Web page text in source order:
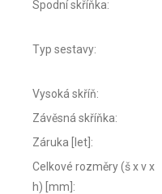
Spodní skříňka:
Typ sestavy:
Vysoká skříň:
Závěsná skříňka:
Záruka [let]:
Celkové rozměry (š x v x
h) [mm]: